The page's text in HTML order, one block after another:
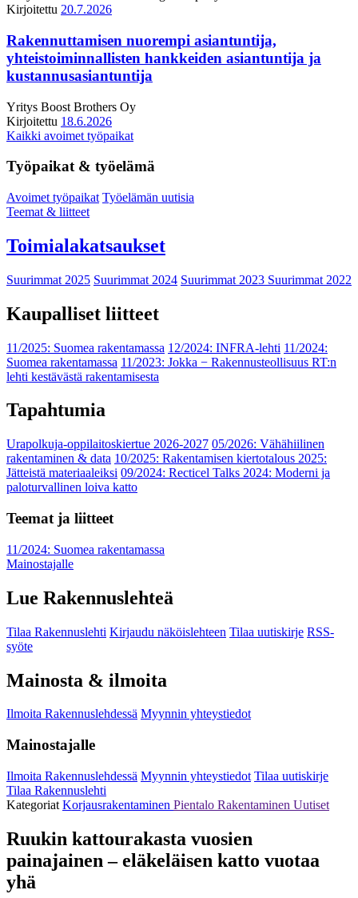
Kirjoitettu 20.7.2026
Rakennuttamisen nuorempi asiantuntija,
yhteistoiminnallisten hankkeiden asiantuntija ja
kustannusasiantuntija
Yritys Boost Brothers Oy
Kirjoitettu 18.6.2026
Kaikki avoimet työpaikat
Työpaikat & työelämä
Avoimet työpaikat Työelämän uutisia
Teemat & liitteet
Toimialakatsaukset
Suurimmat 2025 Suurimmat 2024 Suurimmat 2023 Suurimmat 2022
Kaupalliset liitteet
11/2025: Suomea rakentamassa 12/2024: INFRA-lehti 11/2024:
Suomea rakentamassa 11/2023: Jokka − Rakennusteollisuus RT:n
lehti kestävästä rakentamisesta
Tapahtumia
Urapolkuja-oppilaitoskiertue 2026-2027 05/2026: Vähähiilinen
rakentaminen & data 10/2025: Rakentamisen kiertotalous 2025:
Jätteistä materiaaleiksi 09/2024: Recticel Talks 2024: Moderni ja
paloturvallinen loiva katto
Teemat ja liitteet
11/2024: Suomea rakentamassa
Mainostajalle
Lue Rakennuslehteä
Tilaa Rakennuslehti Kirjaudu näköislehteen Tilaa uutiskirje RSS-
syöte
Mainosta & ilmoita
Ilmoita Rakennuslehdessä Myynnin yhteystiedot
Mainostajalle
Ilmoita Rakennuslehdessä Myynnin yhteystiedot Tilaa uutiskirje
Tilaa Rakennuslehti
Kategoriat Korjausrakentaminen Pientalo Rakentaminen Uutiset
Ruukin kattourakasta vuosien
painajainen – eläkeläisen katto vuotaa
yhä